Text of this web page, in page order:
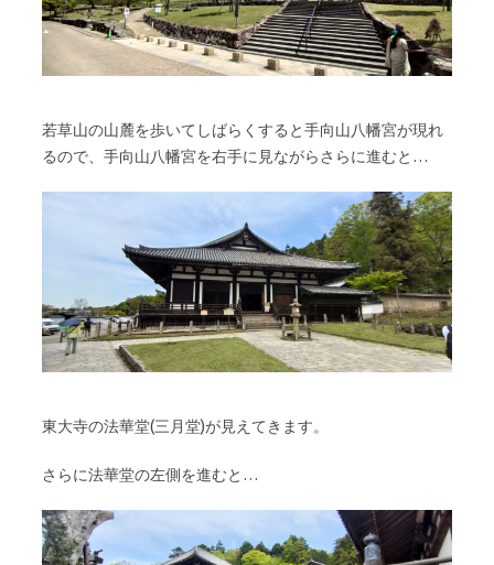
若草山の山麓を歩いてしばらくすると手向山八幡宮が現れ
るので、手向山八幡宮を右手に見ながらさらに進むと…
東大寺の法華堂(三月堂)が見えてきます。
さらに法華堂の左側を進むと…